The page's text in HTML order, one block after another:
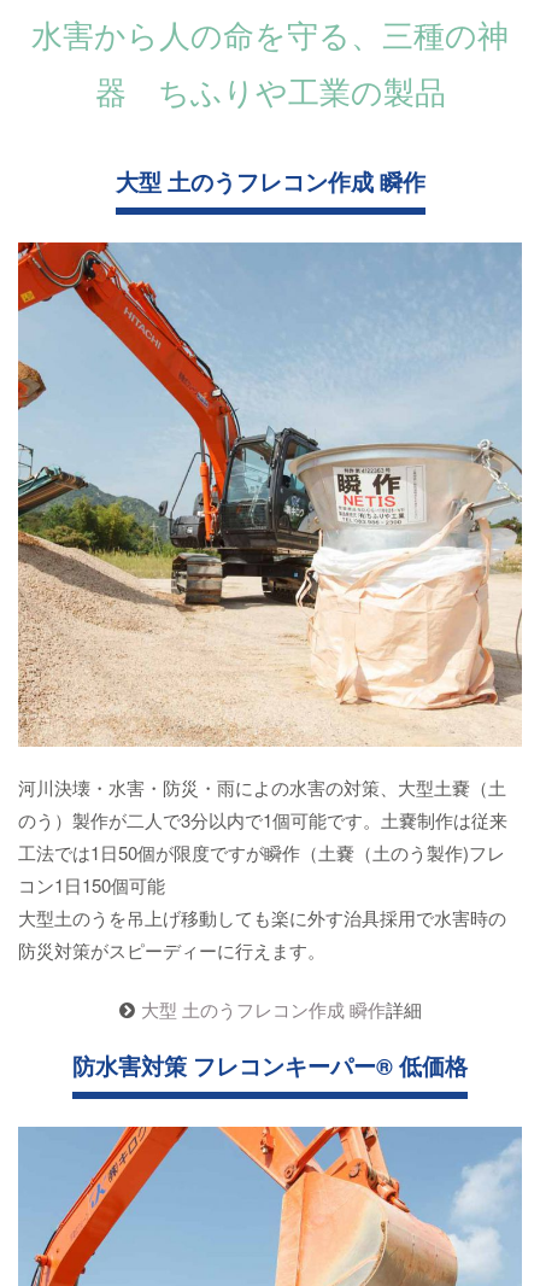
水害から人の命を守る、三種の神
器 ちふりや工業の製品
大型 土のうフレコン作成 瞬作
河川決壊・水害・防災・雨によの水害の対策、大型土嚢（土
のう）製作が二人で3分以内で1個可能です。土嚢制作は従来
工法では1日50個が限度ですが瞬作（土嚢（土のう製作)フレ
コン1日150個可能
大型土のうを吊上げ移動しても楽に外す治具採用で水害時の
防災対策がスピーディーに行えます。
大型 土のうフレコン作成 瞬作詳細
防水害対策 フレコンキーパー® 低価格